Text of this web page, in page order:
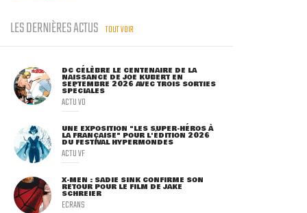
LES DERNIÈRES ACTUS TOUT VOIR
DC CÉLÈBRE LE CENTENAIRE DE LA
NAISSANCE DE JOE KUBERT EN
SEPTEMBRE 2026 AVEC TROIS SORTIES
SPÉCIALES
ACTU VO
UNE EXPOSITION "LES SUPER-HÉROS À
LA FRANÇAISE" POUR L'ÉDITION 2026
DU FESTIVAL HYPERMONDES
ACTU VF
X-MEN : SADIE SINK CONFIRME SON
RETOUR POUR LE FILM DE JAKE
SCHREIER
ECRANS